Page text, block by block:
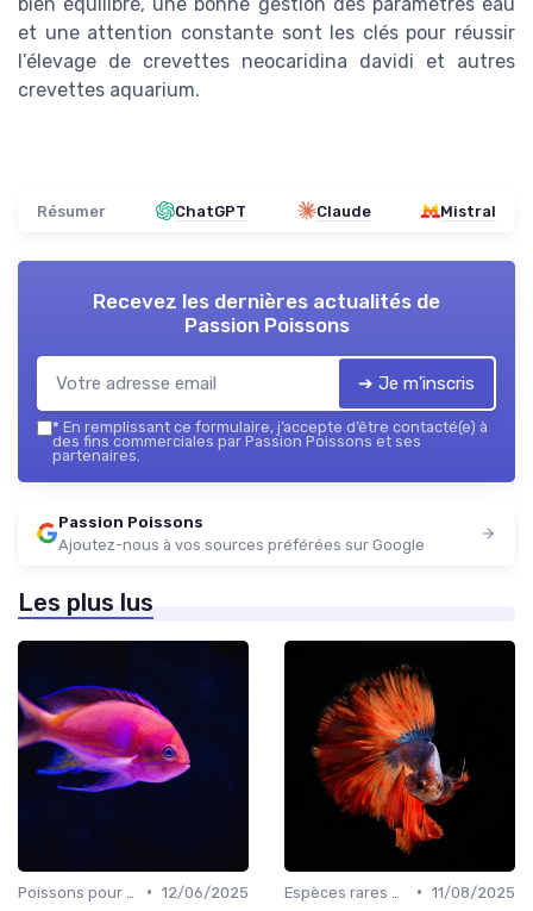
et une attention constante sont les clés pour réussir
l’élevage de crevettes neocaridina davidi et autres
crevettes aquarium.
Résumer ChatGPT Claude Mistral
Recevez les dernières actualités de
Passion Poissons
➔ Je m'inscris
* En remplissant ce formulaire, j’accepte d’être contacté(e) à
des fins commerciales par Passion Poissons et ses
partenaires.
Passion Poissons
Ajoutez-nous à vos sources préférées sur Google
Les plus lus
• 12/06/2025
• 11/08/2025